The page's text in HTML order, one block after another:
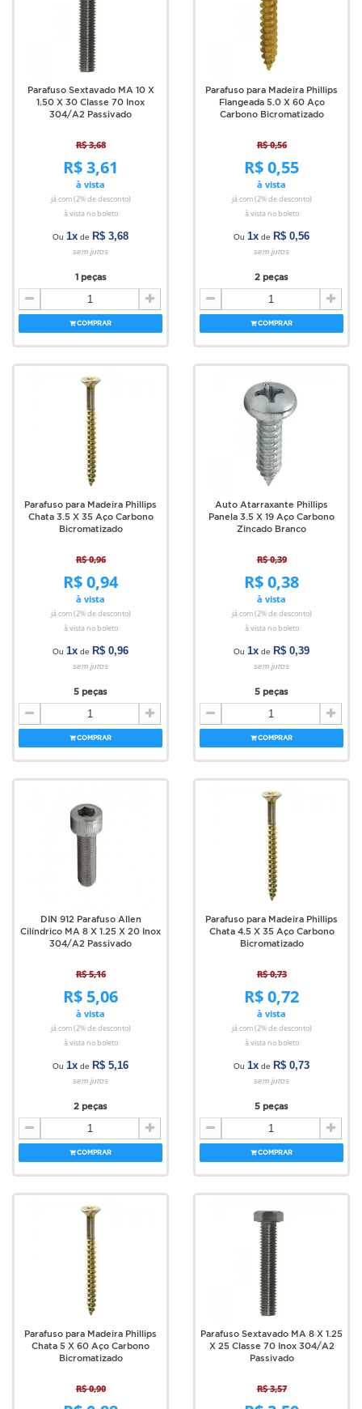
Parafuso Sextavado MA 10 X
1.50 X 30 Classe 70 Inox
304/A2 Passivado
R$ 3,68
R$ 3,61
à vista
já com (2% de desconto)
à vista no boleto
Ou 1x de R$ 3,68
sem juros
1 peças
COMPRAR
Parafuso para Madeira Phillips
Flangeada 5.0 X 60 Aço
Carbono Bicromatizado
R$ 0,56
R$ 0,55
à vista
já com (2% de desconto)
à vista no boleto
Ou 1x de R$ 0,56
sem juros
2 peças
COMPRAR
Parafuso para Madeira Phillips
Chata 3.5 X 35 Aço Carbono
Bicromatizado
R$ 0,96
R$ 0,94
à vista
já com (2% de desconto)
à vista no boleto
Ou 1x de R$ 0,96
sem juros
5 peças
COMPRAR
Auto Atarraxante Phillips
Panela 3.5 X 19 Aço Carbono
Zincado Branco
R$ 0,39
R$ 0,38
à vista
já com (2% de desconto)
à vista no boleto
Ou 1x de R$ 0,39
sem juros
5 peças
COMPRAR
DIN 912 Parafuso Allen
Cilíndrico MA 8 X 1.25 X 20 Inox
304/A2 Passivado
R$ 5,16
R$ 5,06
à vista
já com (2% de desconto)
à vista no boleto
Ou 1x de R$ 5,16
sem juros
2 peças
COMPRAR
Parafuso para Madeira Phillips
Chata 4.5 X 35 Aço Carbono
Bicromatizado
R$ 0,73
R$ 0,72
à vista
já com (2% de desconto)
à vista no boleto
Ou 1x de R$ 0,73
sem juros
5 peças
COMPRAR
Parafuso para Madeira Phillips
Chata 5 X 60 Aço Carbono
Bicromatizado
R$ 0,90
Parafuso Sextavado MA 8 X 1.25
X 25 Classe 70 Inox 304/A2
Passivado
R$ 3,57